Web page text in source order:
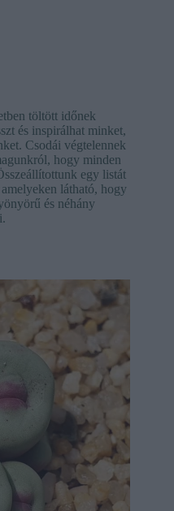
töltött időnek
és inspirálhat minket,
Csodái végtelennek
hogy minden
egy listát
látható, hogy
és néhány